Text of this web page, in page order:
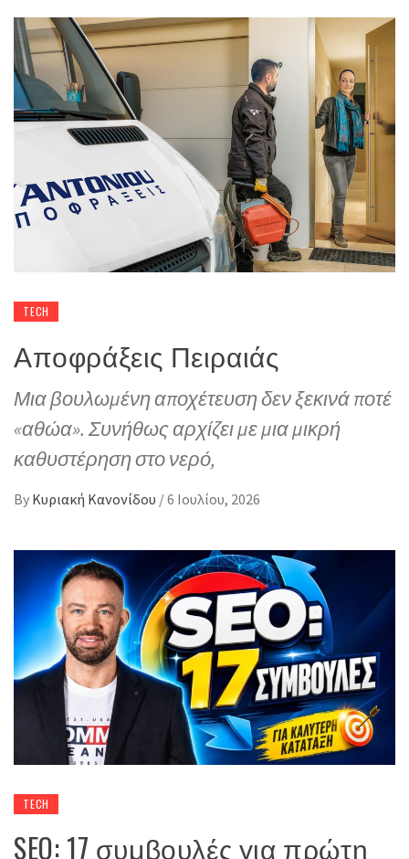
TECH
Αποφράξεις Πειραιάς
Μια βουλωμένη αποχέτευση δεν ξεκινά ποτέ
«αθώα». Συνήθως αρχίζει με μια μικρή
καθυστέρηση στο νερό,
By Κυριακή Κανονίδου /6 Ιουλίου, 2026
TECH
SEO: 17 συμβουλές για πρώτη